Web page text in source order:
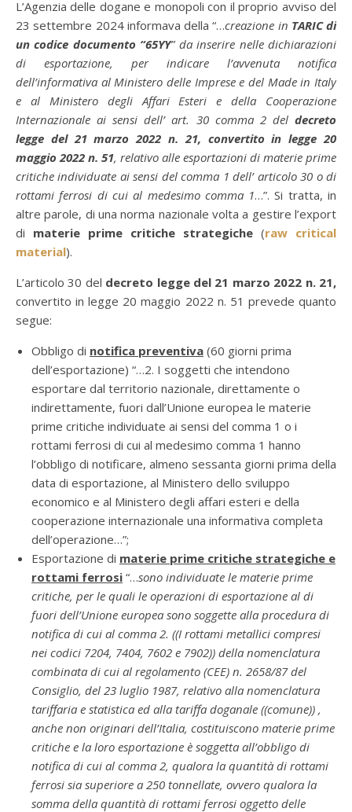
L’Agenzia delle dogane e monopoli con il proprio avviso del
23 settembre 2024 informava della “…creazione in TARIC di
un codice documento “65YY” da inserire nelle dichiarazioni
di esportazione, per indicare l’avvenuta notifica
dell’informativa al Ministero delle Imprese e del Made in Italy
e al Ministero degli Affari Esteri e della Cooperazione
Internazionale ai sensi dell’ art. 30 comma 2 del decreto
legge del 21 marzo 2022 n. 21, convertito in legge 20
maggio 2022 n. 51, relativo alle esportazioni di materie prime
critiche individuate ai sensi del comma 1 dell’ articolo 30 o di
rottami ferrosi di cui al medesimo comma 1…”. Si tratta, in
altre parole, di una norma nazionale volta a gestire l’export
di materie prime critiche strategiche (raw critical
material).
L’articolo 30 del decreto legge del 21 marzo 2022 n. 21,
convertito in legge 20 maggio 2022 n. 51 prevede quanto
segue:
Obbligo di notifica preventiva (60 giorni prima
dell’esportazione) “…2. I soggetti che intendono
esportare dal territorio nazionale, direttamente o
indirettamente, fuori dall’Unione europea le materie
prime critiche individuate ai sensi del comma 1 o i
rottami ferrosi di cui al medesimo comma 1 hanno
l’obbligo di notificare, almeno sessanta giorni prima della
data di esportazione, al Ministero dello sviluppo
economico e al Ministero degli affari esteri e della
cooperazione internazionale una informativa completa
dell’operazione…”;
Esportazione di materie prime critiche strategiche e
rottami ferrosi “…sono individuate le materie prime
critiche, per le quali le operazioni di esportazione al di
fuori dell’Unione europea sono soggette alla procedura di
notifica di cui al comma 2. ((I rottami metallici compresi
nei codici 7204, 7404, 7602 e 7902)) della nomenclatura
combinata di cui al regolamento (CEE) n. 2658/87 del
Consiglio, del 23 luglio 1987, relativo alla nomenclatura
tariffaria e statistica ed alla tariffa doganale ((comune)) ,
anche non originari dell’Italia, costituiscono materie prime
critiche e la loro esportazione è soggetta all’obbligo di
notifica di cui al comma 2, qualora la quantità di rottami
ferrosi sia superiore a 250 tonnellate, ovvero qualora la
somma della quantità di rottami ferrosi oggetto delle